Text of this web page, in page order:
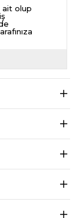
ait olup